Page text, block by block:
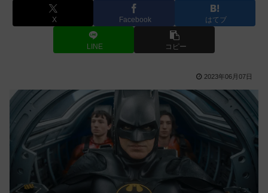
X Facebook はてブ
LINE コピー
2023年06月07日